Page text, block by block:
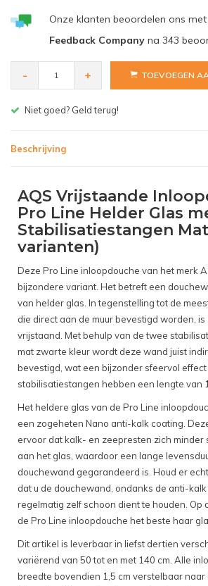
€244,50Onze klanten beoordelen ons met
Feedback Companyna 343
- + TOEVOEGEN
Gratis bezorgen v.a. € 150,- (NL)
Beschrijving
AQS Vrijstaande
Pro Line Helder Glas
Stabilisatiestangen
varianten)
Deze Pro Line inloopdouche van het merk
bijzondere variant. Het betreft een
van helder glas. In tegenstelling tot de
die direct aan de muur bevestigd worden,
vrijstaand. Met behulp van de twee
mat zwarte kleur wordt deze wand juist
bevestigd, wat een bijzonder sfeervol
stabilisatiestangen hebben een lengte van
Het heldere glas van de Pro Line
een zogeheten Nano anti-kalk coating.
ervoor dat kalk- en zeepresten zich minder
aan het glas, waardoor een lange
douchewand gegarandeerd is. Houd er
dat u de douchewand, ondanks de anti-
regelmatig zelf schoon dient te houden. Op
de Pro Line inloopdouche het beste haar
Dit artikel is leverbaar in liefst dertien
variërend van 50 tot en met 140 cm. Alle
breedte bovendien 1,5 cm verstelbaar naar